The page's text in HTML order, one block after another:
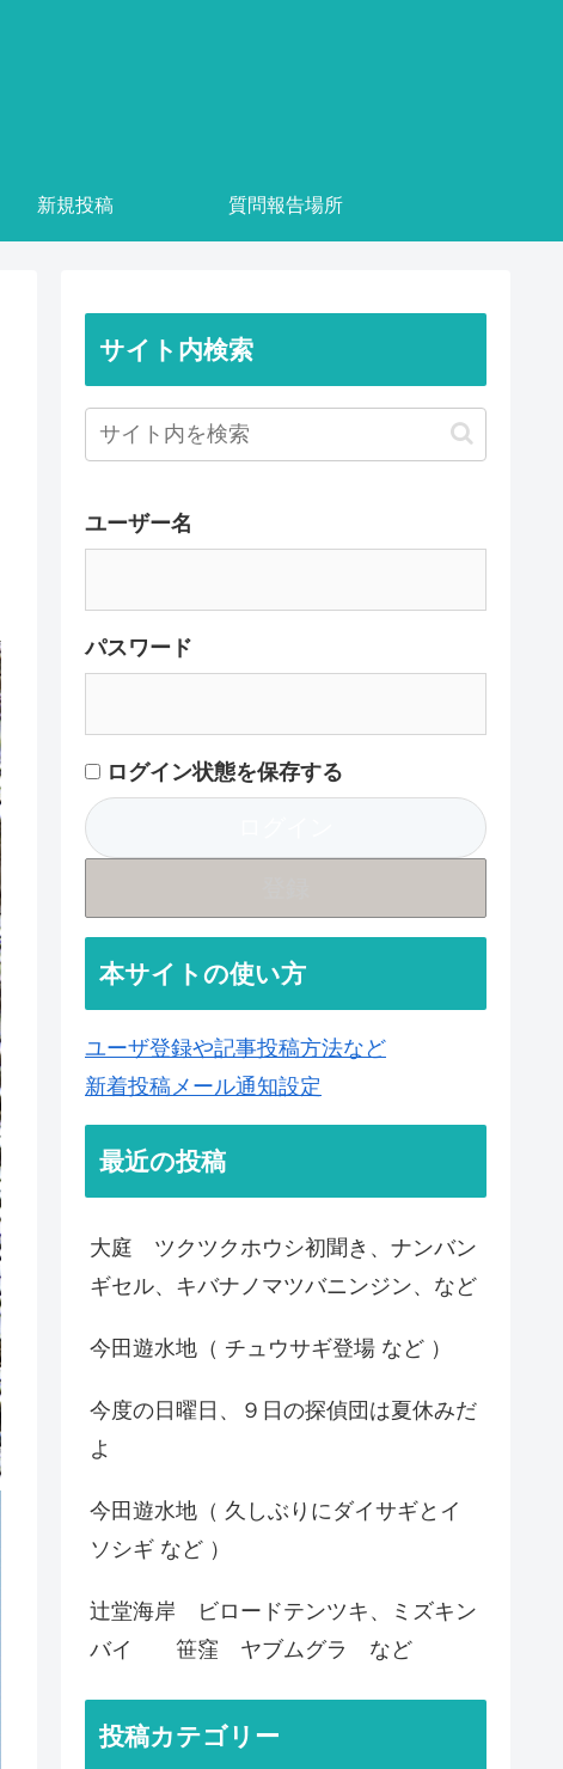
新規投稿 質問報告場所
サイト内検索
ユーザー名
パスワード
ログイン状態を保存する
本サイトの使い方
ユーザ登録や記事投稿方法など
新着投稿メール通知設定
最近の投稿
大庭 ツクツクホウシ初聞き、ナンバン
ギセル、キバナノマツバニンジン、など
今田遊水地（ チュウサギ登場 など ）
今度の日曜日、９日の探偵団は夏休みだ
よ
今田遊水地（ 久しぶりにダイサギとイ
ソシギ など ）
辻堂海岸 ビロードテンツキ、ミズキン
バイ 笹窪 ヤブムグラ など
投稿カテゴリー